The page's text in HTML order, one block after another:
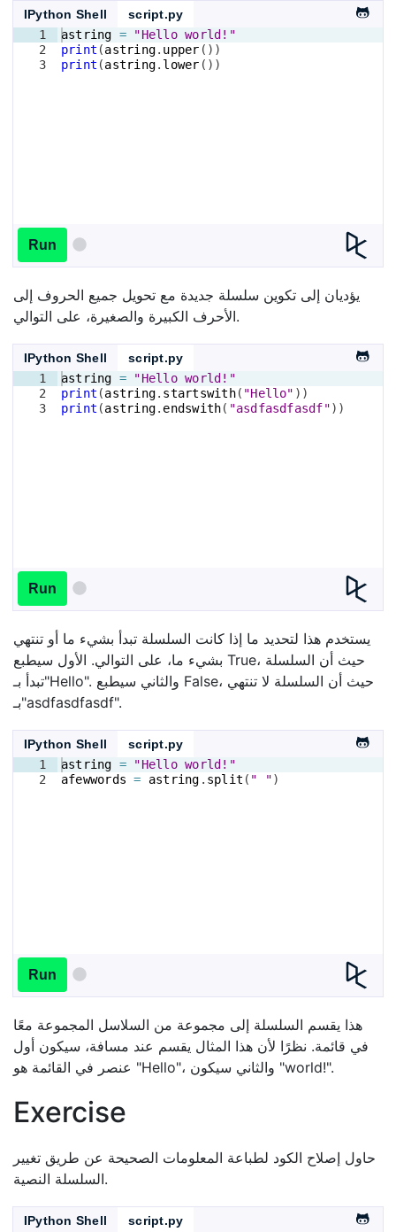
IPython Shell
script.py
1
2
3
astring =
"Hello world!"
print (astring. upper ( ))
print (astring. lower ( ))
Run
يؤديان إلى تكوين سلسلة جديدة مع تحويل جميع الحروف إلى
الأحرف الكبيرة والصغيرة، على التوالي.
IPython Shell
script.py
1
2
3
astring =
"Hello world!"
print (astring. startswith( "Hello" ))
print (astring. endswith( "asdfasdfasdf"))
Run
يستخدم هذا لتحديد ما إذا كانت السلسلة تبدأ بشيء ما أو تنتهي
بشيء ما، على التوالي. الأول سيطبع True، حيث أن السلسلة
تبدأ بـ"Hello". والثاني سيطبع False، حيث أن السلسلة لا تنتهي
بـ"asdfasdfasdf".
IPython Shell
script.py
1
2
astring =
"Hello world!"
afewwords = astring . split ( " ")
Run
هذا يقسم السلسلة إلى مجموعة من السلاسل المجموعة معًا
في قائمة. نظرًا لأن هذا المثال يقسم عند مسافة، سيكون أول
عنصر في القائمة هو "Hello"، والثاني سيكون "world!".
Exercise
حاول إصلاح الكود لطباعة المعلومات الصحيحة عن طريق تغيير
السلسلة النصية.
IPython Shell
script.py